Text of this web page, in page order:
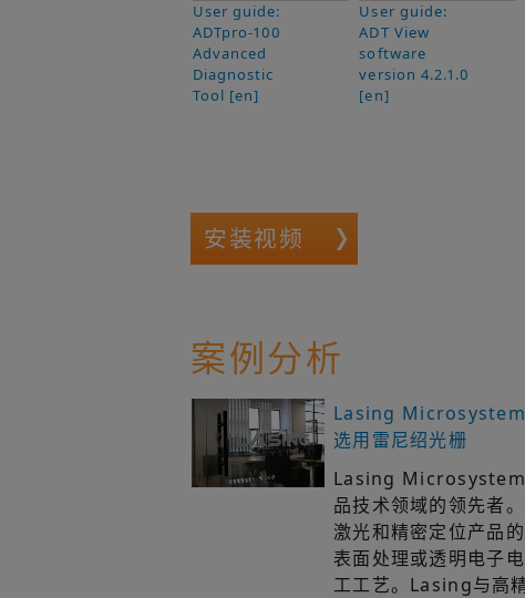
User guide:
ADTpro-100
Advanced
Diagnostic
Tool [en]
User guide:
ADT View
software
version 4.2.1.0
[en]
安装视频
案例分析
Lasing Microsystem
选用雷尼绍光栅
Lasing Microsystem
品技术领域的领先者
激光和精密定位产品
表面处理或透明电子
工工艺。Lasing与高